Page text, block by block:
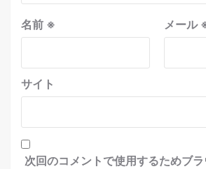
名前 ※ メール
サイト
次回のコメントで使用するためブ